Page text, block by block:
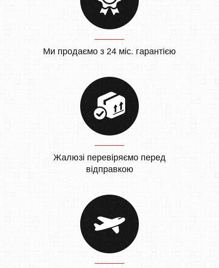
Ми продаємо з 24 міс. гарантією
Жалюзі перевіряємо перед
відправкою